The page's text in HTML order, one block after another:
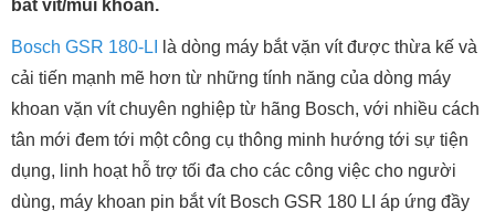
bắt vít/mũi khoan.
Bosch GSR 180-LI
là dòng máy bắt vặn vít được thừa kế và
cải tiến mạnh mẽ hơn từ những tính năng của dòng máy
khoan vặn vít chuyên nghiệp từ hãng Bosch, với nhiều cách
tân mới đem tới một công cụ thông minh hướng tới sự tiện
dụng, linh hoạt hỗ trợ tối đa cho các công việc cho người
dùng, máy khoan pin bắt vít Bosch GSR 180 LI áp ứng đầy